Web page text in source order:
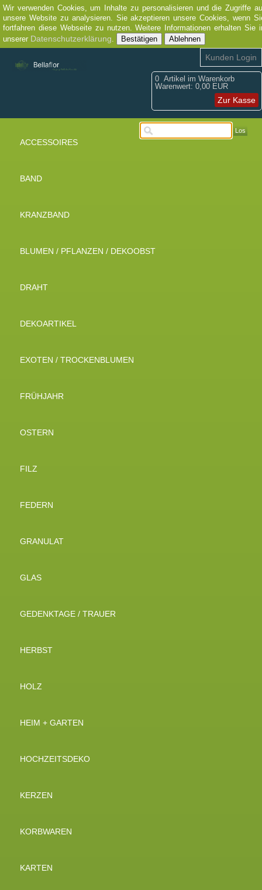
Wir verwenden Cookies, um Inhalte zu personalisieren und die Zugriffe
unsere Website zu analysieren. Sie akzeptieren unsere Cookies, wenn
fortfahren diese Webseite zu nutzen. Weitere Informationen erhalten Sie
unserer Datenschutzerklärung. Bestätigen Ablehnen
0 Artikel im Warenkorb
Warenwert: 0,00 EUR
Zur Kasse
Kunden Login
Los
ACCESSOIRES
BAND
KRANZBAND
BLUMEN / PFLANZEN / DEKOOBST
DRAHT
DEKOARTIKEL
EXOTEN / TROCKENBLUMEN
FRÜHJAHR
OSTERN
FILZ
FEDERN
GRANULAT
GLAS
GEDENKTAGE / TRAUER
HERBST
HOLZ
HEIM + GARTEN
HOCHZEITSDEKO
KERZEN
KORBWAREN
KARTEN